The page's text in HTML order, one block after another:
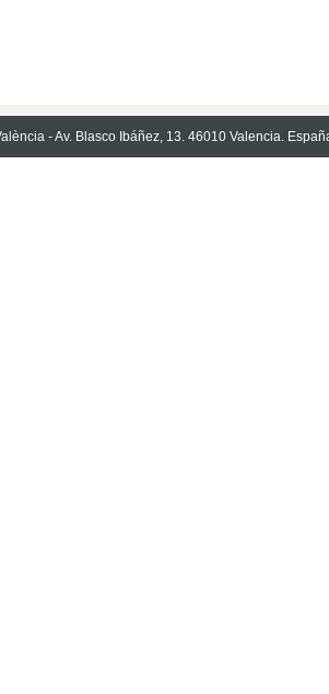
- Av. Blasco Ibáñez, 13. 46010 Valencia.